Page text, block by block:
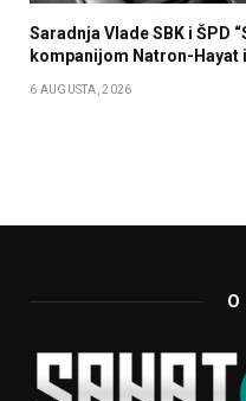
Saradnja Vlade SBK i ŠPD
kompanijom Natron-Hayat
6 AUGUSTA, 2026